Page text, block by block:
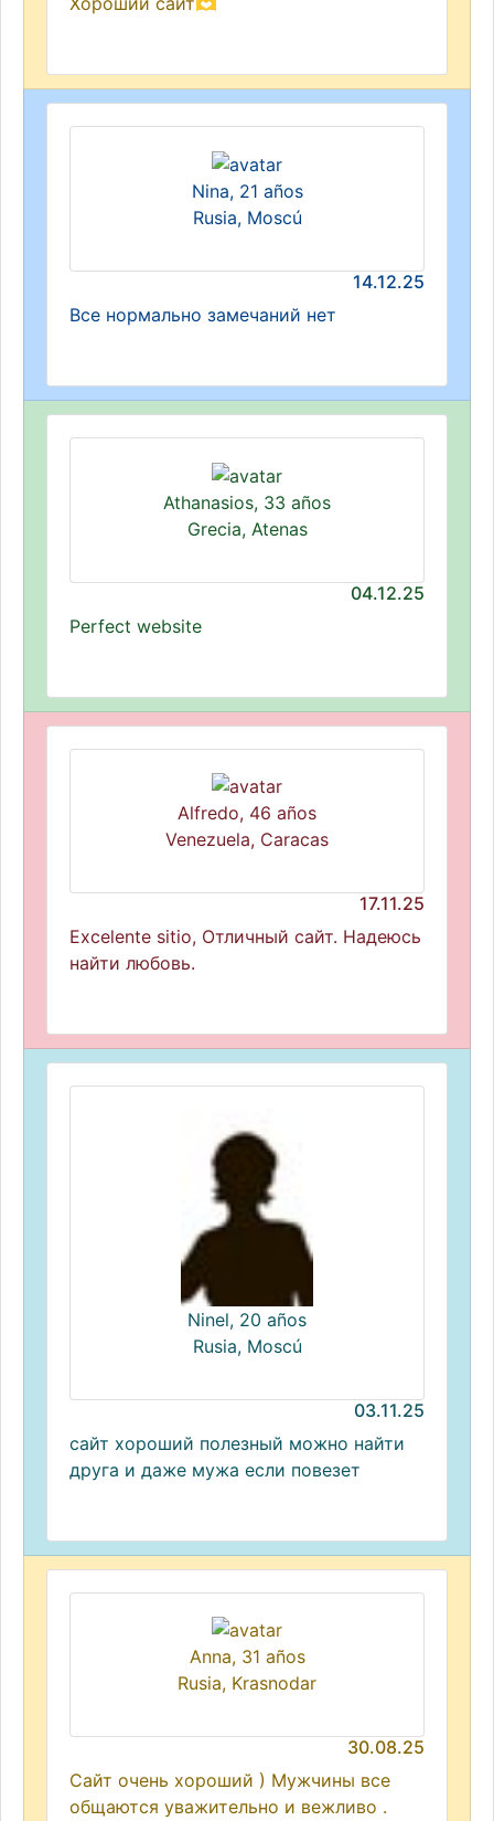
Nina, 21 años
Rusia, Moscú
14.12.25
Все нормально замечаний нет
Athanasios, 33 años
Grecia, Atenas
04.12.25
Perfect website
Alfredo, 46 años
Venezuela, Caracas
17.11.25
Excelente sitio, Отличный сайт. Надеюсь
найти любовь.
Ninel, 20 años
Rusia, Moscú
03.11.25
сайт хороший полезный можно найти
друга и даже мужа если повезет
Anna, 31 años
Rusia, Krasnodar
30.08.25
Сайт очень хороший ) Мужчины все
общаются уважительно и вежливо .